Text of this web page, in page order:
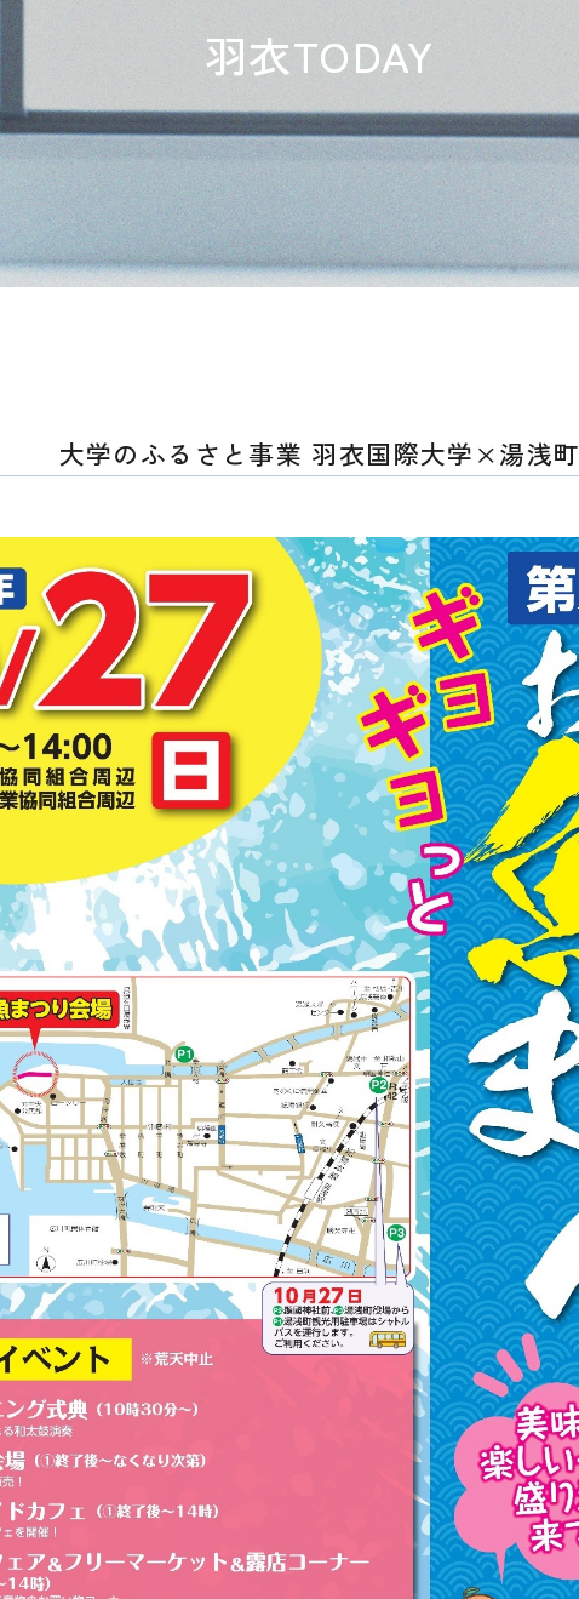
羽衣TODAY
大学のふるさと事業 羽衣国際大学×湯浅町